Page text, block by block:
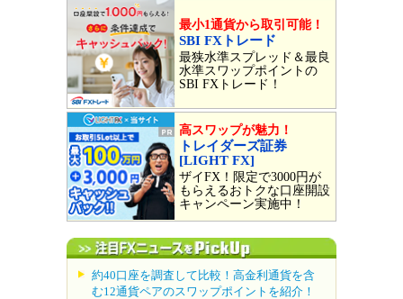
最小1通貨から取引可能！
SBI FXトレード
最狭水準スプレッド＆最良
水準スワップポイントの
SBI FXトレード！
高スワップが魅力！
トレイダーズ証券
[LIGHT FX]
ザイFX！限定で3000円が
もらえるおトクな口座開設
キャンペーン実施中！
約40口座を調査して比較！高金利通貨を含
む12通貨ペアのスワップポイントを紹介！